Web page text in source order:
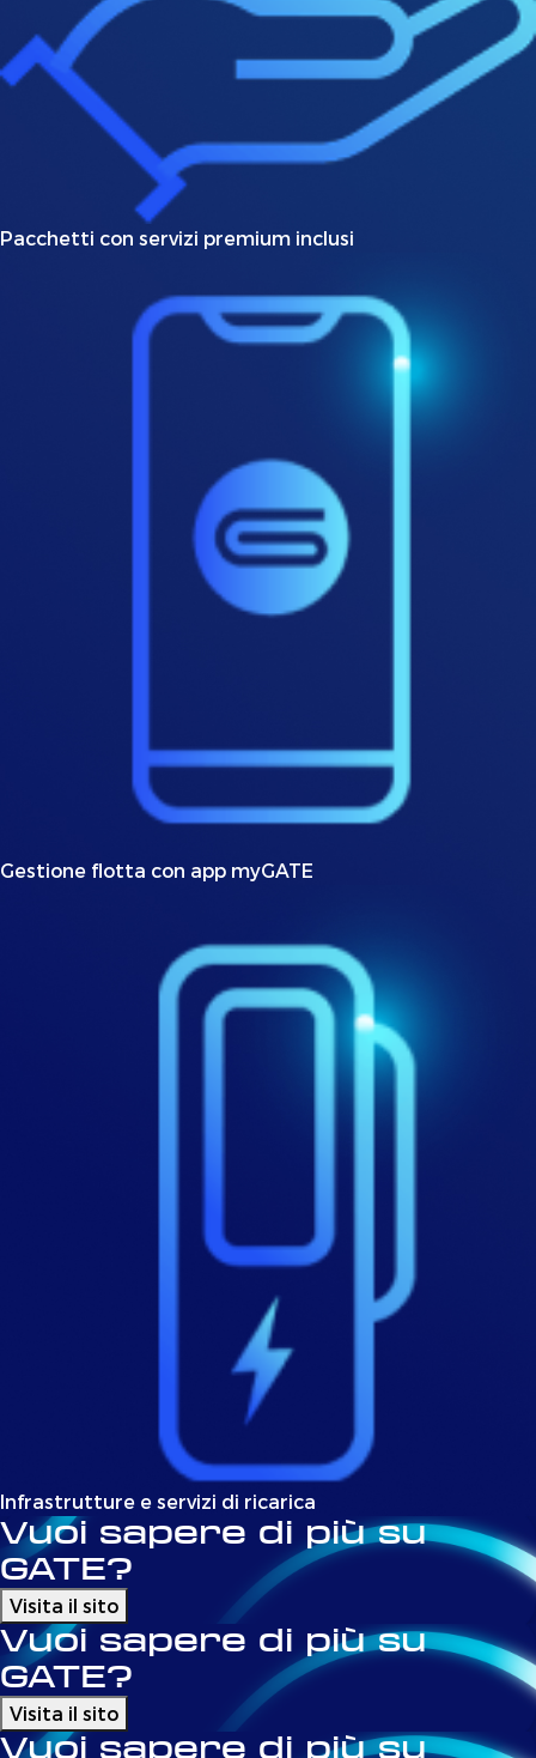
Pacchetti con servizi premium inclusi
Gestione flotta con app myGATE
Infrastrutture e servizi di ricarica
Vuoi sapere di più su
GATE?
Visita il sito
Vuoi sapere di più su
GATE?
Visita il sito
Vuoi sapere di più su